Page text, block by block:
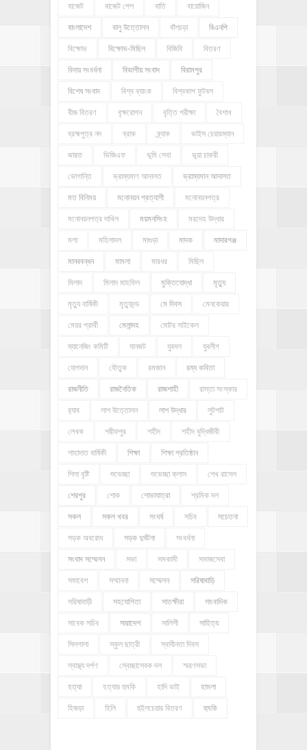
বাজেট বাজেট পেশ বাতি বায়োজিন
বাংলাদেশ বালু উত্তোলন বাঁশচড়া বিএনপি
বিক্ষোভ বিক্ষোভ-মিছিল বিজিবি বিতরণ
বিদায় সংবর্ধনা বিভাগীয় সংবাদ বিরামপুর
বিশেষ সংবাদ বিশ্ব ব্যাংক বিশ্বকাপ ফুটবল
বীজ বিতরণ বৃক্ষরোপন বৃত্তি পরীক্ষা বৈশাখ
ব্রহ্মপুত্র নদ ব্রাক ব্র্যাক ভাইস চেয়ারম্যান
ভারত ভিজিএফ ভূমি সেবা ভূয়া চাকরী
ভোগান্তি ভ্রাম্যমাণ আদালত ভ্রাম্যমান আদালত
মত বিনিময় মনোনয়ন প্রত্যাশী মনোনয়নপত্র
মনোনয়নপত্র দাখিল ময়মনসিংহ মরদেহ উদ্ধার
মশা মহিলাদল মাগুড়া মাদক মাদারগঞ্জ
মানববন্ধন মামলা মারধর মিছিল
মিলাদ মিলাদ মাহফিল মুক্তিযোদ্ধা মৃত্যু
মৃত্যু বার্ষিকী মৃত্যুদন্ড মে দিবস মেনকেয়ার
মেয়র প্রার্থী মেলান্দহ মোটর সাইকেল
ম্যানেজিং কমিটি যানজট যুবদল যুবলীগ
যোগদান যৌতুক রমজান রম্য কবিতা
রাজনীতি রাজনৈতিক রাজশাহী রাস্তা সংস্কার
র‍্যাব লাশ উত্তোলন লাশ উদ্ধার লুটপাট
লেখক শরীফপুর শহীদ শহীদ বুদ্ধিজীবী
শাহাদাত বার্ষিকী শিক্ষা শিক্ষা প্রতিষ্ঠান
শিলা বৃষ্টি শুভেচ্ছা শুভেচ্ছা ক্লাস শেখ রাসেল
শেরপুর শোক শোভাযাত্রা শ্রমিক দল
সকল সকল খবর সংঘর্ষ সচিব সচেতনা
সড়ক অবরোধ সড়ক দুর্ঘটনা সংবর্ধনা
সংবাদ সম্মেলন সভা সমকামী সমাজসেবা
সমাবেশ সম্মাননা সম্মেলন সরিষাবাড়ি
সরিষাবাড়ী সহযোগিতা সাতক্ষীরা সাংবাদিক
সাবেক সচিব সারাদেশ সালিশী সাহিত্য
সিলগালা স্কুল ছাত্রী স্বাধীনতা দিবস
স্বাস্থ্য দর্পণ স্বেচ্ছাসেবক দল স্মরণসভা
হত্যা হত্যার হুমকি হাদি ভাই হামলা
হিজড়া হিলি হুইলচেয়ার বিতরণ হুমকি